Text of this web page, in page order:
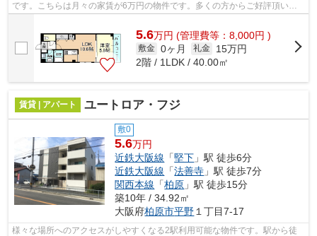
です。こちらは月々の家賃が6万円の物件です。多くの方からご好評頂いて
5.6万円 (管理費等：8,000円 )
敷金 0ヶ月 礼金
15万円
2階 / 1LDK / 40.00㎡
賃貸 | アパート ユートロア・フジ
敷0
5.6万円
近鉄大阪線 「堅下 」駅 徒歩6分
近鉄大阪線 「法善寺 」駅 徒歩7分
関西本線 「柏原 」駅 徒歩15分
築10年 / 34.92㎡
大阪府柏原市平野 １丁目7-17
様々な場所へのアクセスがしやすくなる2駅利用可能な物件です。駅から徒